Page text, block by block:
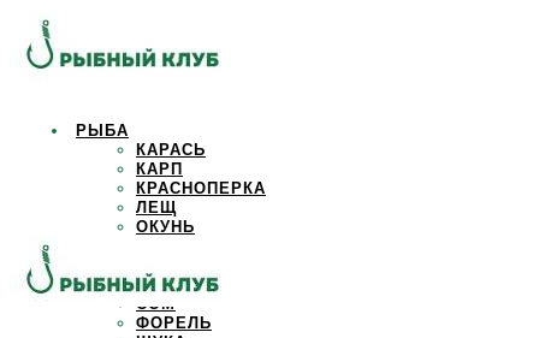
РЫБА
КАРАСЬ
КАРП
КРАСНОПЕРКА
ЛЕЩ
ОКУНЬ
САЗАН
СОМ
ФОРЕЛЬ